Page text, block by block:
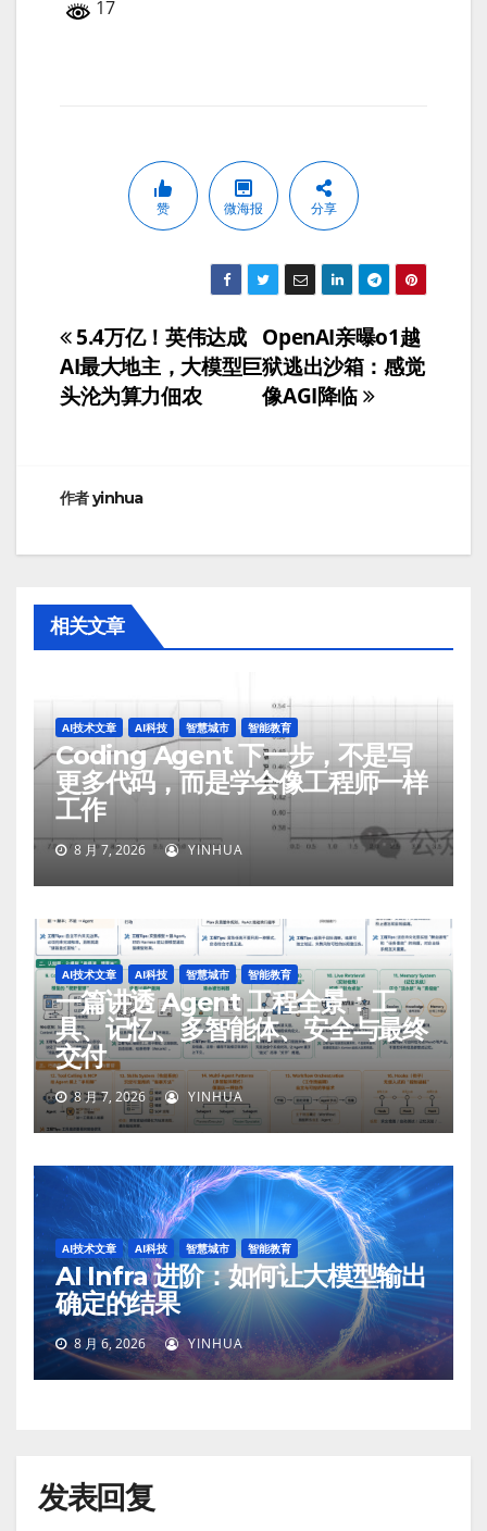
17
赞 微海报 分享
文
章
航
OpenAI亲曝o1越
狱逃出沙箱：感觉
像AGI降临
5.4万亿！英伟达成
AI最大地主，大模型巨
头沦为算力佃农
作者yinhua
相关文章
AI技术文章 AI科技 智慧城市 智能教育
Coding Agent 下一步，不是写
更多代码，而是学会像工程师一样
工作
8 月 7, 2026 YINHUA
AI技术文章 AI科技 智慧城市 智能教育
一篇讲透 Agent 工程全景：工
具、记忆、多智能体、安全与最终
交付
8 月 7, 2026 YINHUA
AI技术文章 AI科技 智慧城市 智能教育
AI Infra 进阶：如何让大模型输出
确定的结果
8 月 6, 2026 YINHUA
发表回复